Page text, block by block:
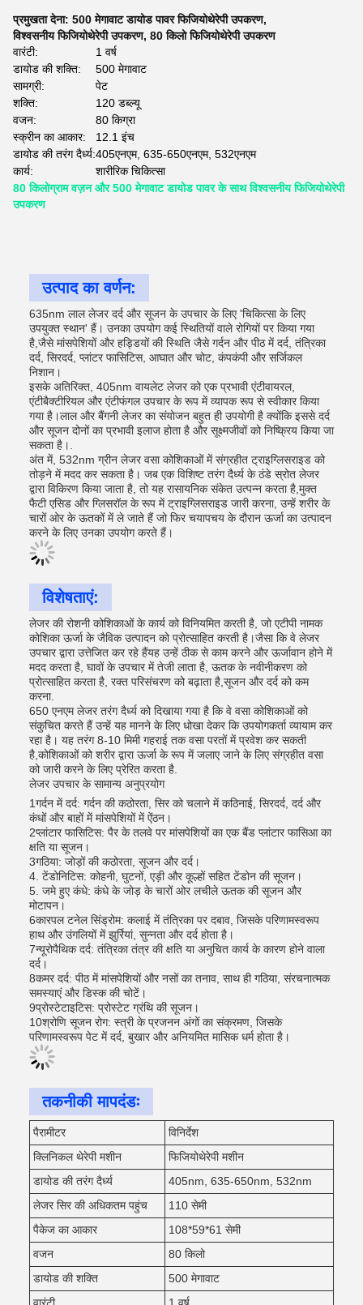
प्रमुखता देना: 500 मेगावाट डायोड पावर फिजियोथेरेपी उपकरण,
विश्वसनीय फिजियोथेरेपी उपकरण, 80 किलो फिजियोथेरेपी उपकरण
वारंटी:
1 वर्ष
डायोड की शक्ति:
500 मेगावाट
सामग्री:
पेट
शक्ति:
120 डब्ल्यू
वजन:
80 किग्रा
स्क्रीन का आकार:
12.1 इंच
डायोड की तरंग दैर्ध्य:405एनएम, 635-650एनएम, 532एनएम
कार्य:
शारीरिक चिकित्सा
80 किलोग्राम वज़न और 500 मेगावाट डायोड पावर के साथ विश्वसनीय फिजियोथेरेपी
उपकरण
उत्पाद का वर्णन:
635nm लाल लेजर दर्द और सूजन के उपचार के लिए 'चिकित्सा के लिए
उपयुक्त स्थान' हैं। उनका उपयोग कई स्थितियों वाले रोगियों पर किया गया
है,जैसे मांसपेशियों और हड्डियों की स्थिति जैसे गर्दन और पीठ में दर्द, तंत्रिका
दर्द, सिरदर्द, प्लांटर फासिटिस, आघात और चोट, कंपकंपी और सर्जिकल
निशान।
इसके अतिरिक्त, 405nm वायलेट लेजर को एक प्रभावी एंटीवायरल,
एंटीबैक्टीरियल और एंटीफंगल उपचार के रूप में व्यापक रूप से स्वीकार किया
गया है।लाल और बैंगनी लेजर का संयोजन बहुत ही उपयोगी है क्योंकि इससे दर्द
और सूजन दोनों का प्रभावी इलाज होता है और सूक्ष्मजीवों को निष्क्रिय किया जा
सकता है।.
अंत में, 532nm ग्रीन लेजर वसा कोशिकाओं में संग्रहीत ट्राइग्लिसराइड को
तोड़ने में मदद कर सकता है। जब एक विशिष्ट तरंग दैर्ध्य के ठंडे स्रोत लेजर
द्वारा विकिरण किया जाता है, तो यह रासायनिक संकेत उत्पन्न करता है,मुक्त
फैटी एसिड और ग्लिसरॉल के रूप में ट्राइग्लिसराइड जारी करना, उन्हें शरीर के
चारों ओर के ऊतकों में ले जाते हैं जो फिर चयापचय के दौरान ऊर्जा का उत्पादन
करने के लिए उनका उपयोग करते हैं।
विशेषताएं:
लेजर की रोशनी कोशिकाओं के कार्य को विनियमित करती है, जो एटीपी नामक
कोशिका ऊर्जा के जैविक उत्पादन को प्रोत्साहित करती है।जैसा कि वे लेजर
उपचार द्वारा उत्तेजित कर रहे हैंयह उन्हें ठीक से काम करने और ऊर्जावान होने में
मदद करता है, घावों के उपचार में तेजी लाता है, ऊतक के नवीनीकरण को
प्रोत्साहित करता है, रक्त परिसंचरण को बढ़ाता है,सूजन और दर्द को कम
करना.
650 एनएम लेजर तरंग दैर्ध्य को दिखाया गया है कि वे वसा कोशिकाओं को
संकुचित करते हैं उन्हें यह मानने के लिए धोखा देकर कि उपयोगकर्ता व्यायाम कर
रहा है। यह तरंग 8-10 मिमी गहराई तक वसा परतों में प्रवेश कर सकती
है,कोशिकाओं को शरीर द्वारा ऊर्जा के रूप में जलाए जाने के लिए संग्रहीत वसा
को जारी करने के लिए प्रेरित करता है.
लेजर उपचार के सामान्य अनुप्रयोग
1गर्दन में दर्द: गर्दन की कठोरता, सिर को चलाने में कठिनाई, सिरदर्द, दर्द और
कंधों और बाहों में मांसपेशियों में ऐंठन।
2प्लांटार फासिटिस: पैर के तलवे पर मांसपेशियों का एक बैंड प्लांटार फासिआ का
क्षति या सूजन।
3गठिया: जोड़ों की कठोरता, सूजन और दर्द।
4. टेंडोनिटिस: कोहनी, घुटनों, एड़ी और कूल्हों सहित टेंडोन की सूजन।
5. जमे हुए कंधे: कंधे के जोड़ के चारों ओर लचीले ऊतक की सूजन और
मोटापन।
6कारपल टनेल सिंड्रोम: कलाई में तंत्रिका पर दबाव, जिसके परिणामस्वरूप
हाथ और उंगलियों में झुर्रियां, सुन्नता और दर्द होता है।
7न्यूरोपैथिक दर्द: तंत्रिका तंत्र की क्षति या अनुचित कार्य के कारण होने वाला
दर्द।
8कमर दर्द: पीठ में मांसपेशियों और नसों का तनाव, साथ ही गठिया, संरचनात्मक
समस्याएं और डिस्क की चोटें।
9प्रोस्टेटाइटिस: प्रोस्टेट ग्रंथि की सूजन।
10श्रोणि सूजन रोग: स्त्री के प्रजनन अंगों का संक्रमण, जिसके
परिणामस्वरूप पेट में दर्द, बुखार और अनियमित मासिक धर्म होता है।
तकनीकी मापदंडः
पैरामीटर
विनिर्देश
क्लिनिकल थेरेपी मशीन
फिजियोथेरेपी मशीन
डायोड की तरंग दैर्ध्य
405nm, 635-650nm, 532nm
लेजर सिर की अधिकतम पहुंच
110 सेमी
पैकेज का आकार
108*59*61 सेमी
वजन
80 किलो
डायोड की शक्ति
500 मेगावाट